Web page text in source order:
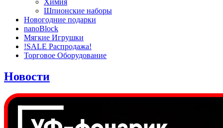
Химия
Шпионские наборы
Новогодние подарки
nanoBlock
Мягкие Игрушки
!SALE Распродажа!
Торговое Оборудование
Новости